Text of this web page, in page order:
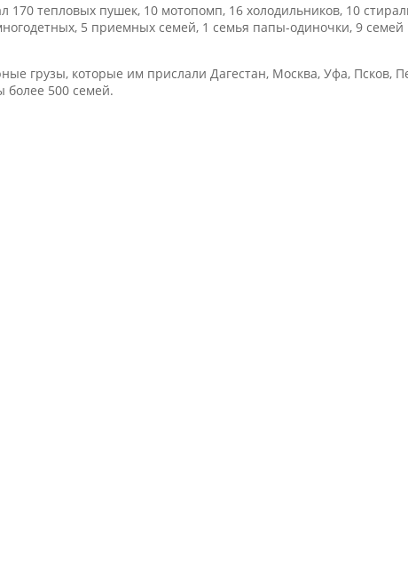
тепловых пушек, 10 мотопомп, 16 холодильников, 10
5 приемных семей, 1 семья папы-одиночки, 9
грузы, которые им прислали Дагестан, Москва, Уфа, Псков,
более 500 семей.